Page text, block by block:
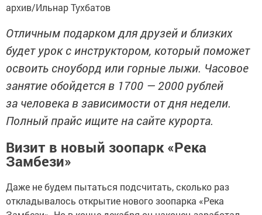
архив/Ильнар Тухбатов
Отличным подарком для друзей и близких
будет урок с инструктором, который поможет
освоить сноуборд или горные лыжи. Часовое
занятие обойдется в 1700 — 2000 рублей
за человека в зависимости от дня недели.
Полный прайс ищите на сайте курорта.
Визит в новый зоопарк «Река
Замбези»
Даже не будем пытаться подсчитать, сколько раз
откладывалось открытие нового зоопарка «Река